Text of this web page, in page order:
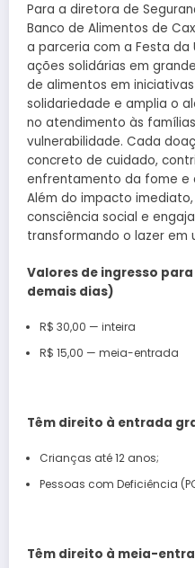
Para a diretora de
Banco de Alimentos de
a parceria com a Festa
ações solidárias em
de alimentos em
solidariedade e amplia o
no atendimento às
vulnerabilidade. Cada
concreto de cuidado,
enfrentamento da fome e
Além do impacto
consciência social e
transformando o lazer em
Valores de ingresso
demais dias)
R$ 30,00 — inteira
R$ 15,00 — meia-entrada
Têm direito à entrada
Crianças até 12 anos;
Pessoas com Deficiência
Têm direito à meia-